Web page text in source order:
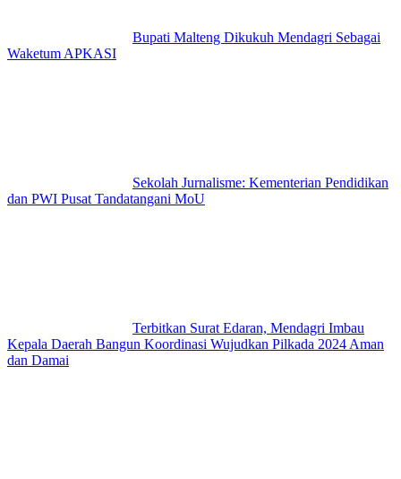
Bupati Malteng Dikukuh Mendagri Sebagai
Waketum APKASI
Sekolah Jurnalisme: Kementerian Pendidikan
dan PWI Pusat Tandatangani MoU
Terbitkan Surat Edaran, Mendagri Imbau
Kepala Daerah Bangun Koordinasi Wujudkan Pilkada 2024 Aman
dan Damai